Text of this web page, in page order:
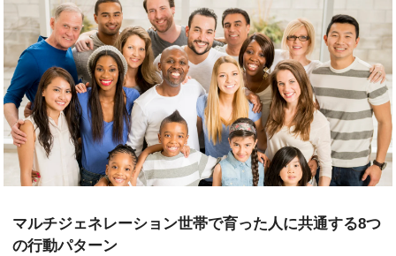
マルチジェネレーション世帯で育った人に共通する8つ
の行動パターン